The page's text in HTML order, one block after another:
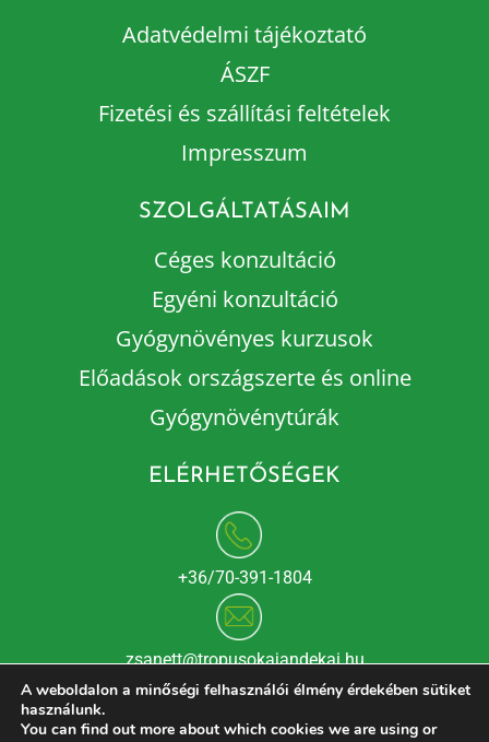
Adatvédelmi tájékoztató
ÁSZF
Fizetési és szállítási feltételek
Impresszum
SZOLGÁLTATÁSAIM
Céges konzultáció
Egyéni konzultáció
Gyógynövényes kurzusok
Előadások országszerte és online
Gyógynövénytúrák
ELÉRHETŐSÉGEK
+36/70-391-1804
zsanett@tropusokajandekai.hu
A weboldalon a minőségi felhasználói élmény érdekében sütiket
használunk.
You can find out more about which cookies we are using or